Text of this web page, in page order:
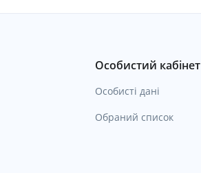
Особистий кабінет
Особисті дані
Обраний список